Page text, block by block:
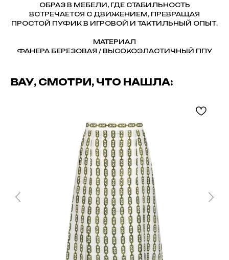
ОБРАЗ В МЕБЕЛИ, ГДЕ СТАБИЛЬНОСТЬ
ВСТРЕЧАЕТСЯ С ДВИЖЕНИЕМ, ПРЕВРАЩАЯ
ПРОСТОЙ ПУФИК В ИГРОВОЙ И ТАКТИЛЬНЫЙ ОПЫТ.
МАТЕРИАЛ
ФАНЕРА БЕРЕЗОВАЯ / ВЫСОКОЭЛАСТИЧНЫЙ ППУ
ВАУ, СМОТРИ, ЧТО НАШЛА: